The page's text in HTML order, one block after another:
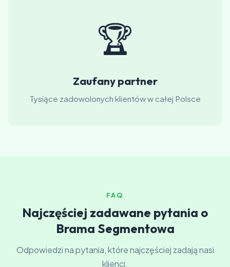
🏆
Zaufany partner
Tysiące zadowolonych klientów w całej Polsce
FAQ
Najczęściej zadawane pytania o
Brama Segmentowa
Odpowiedzi na pytania, które najczęściej zadają nasi
klienci.